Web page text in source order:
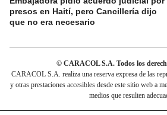
presos en Haití, pero Cancillería dijo
que no era necesario
© CARACOL S.A. Todos los
CARACOL S.A. realiza una reserva expresa de las
y otras prestaciones accesibles desde este sitio web a
medios que resulten